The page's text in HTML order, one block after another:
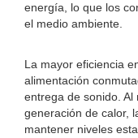
energía, lo que los
el medio ambiente.
La mayor eficiencia
alimentación
entrega de sonido.
generación de calor,
mantener niveles